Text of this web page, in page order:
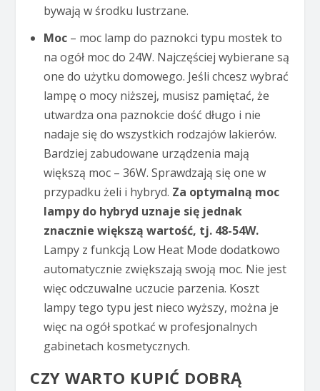
bywają w środku lustrzane.
Moc– moc lamp do paznokci typu mostek to
na ogół moc do 24W. Najczęściej wybierane są
one do użytku domowego. Jeśli chcesz wybrać
lampę o mocy niższej, musisz pamiętać, że
utwardza ona paznokcie dość długo i nie
nadaje się do wszystkich rodzajów lakierów.
Bardziej zabudowane urządzenia mają
większą moc – 36W. Sprawdzają się one w
przypadku żeli i hybryd. Za optymalną moc
lampy do hybryd uznaje się jednak
znacznie większą wartość, tj. 48-54W.
Lampy z funkcją Low Heat Mode dodatkowo
automatycznie zwiększają swoją moc. Nie jest
więc odczuwalne uczucie parzenia. Koszt
lampy tego typu jest nieco wyższy, można je
więc na ogół spotkać w profesjonalnych
gabinetach kosmetycznych.
CZY WARTO KUPIĆ DOBRĄ